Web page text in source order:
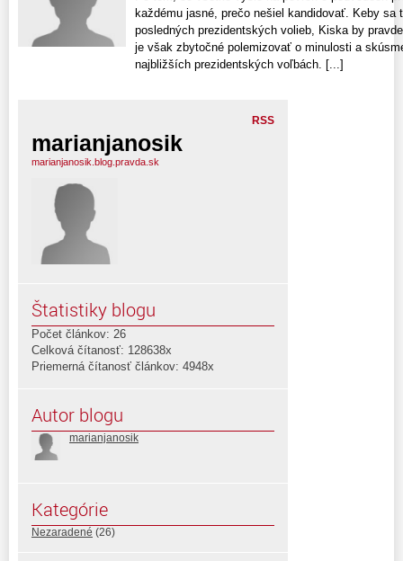
každému jasné, prečo nešiel kandidovať. Keby
posledných prezidentských volieb, Kiska by
je však zbytočné polemizovať o minulosti a
najbližších prezidentských voľbách. [...]
RSS
marianjanosik
marianjanosik.blog.pravda.sk
Štatistiky blogu
Počet článkov: 26
Celková čítanosť: 128638x
Priemerná čítanosť článkov: 4948x
Autor blogu
marianjanosik
Kategórie
Nezaradené (26)